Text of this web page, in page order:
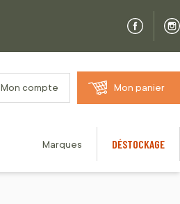
Mon compte Mon panier
Marques DÉSTOCKAGE